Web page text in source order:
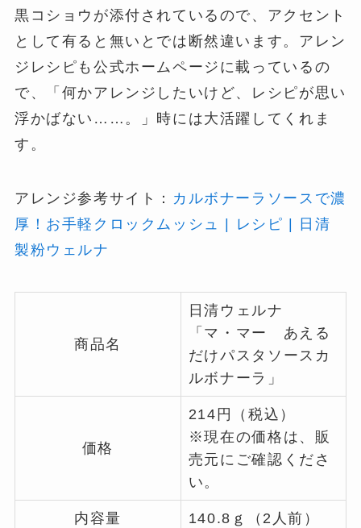
黒コショウが添付されているので、アクセント
として有ると無いとでは断然違います。アレン
ジレシピも公式ホームページに載っているの
で、「何かアレンジしたいけど、レシピが思い
浮かばない……。」時には大活躍してくれま
す。
アレンジ参考サイト： カルボナーラソースで濃
厚！お手軽クロックムッシュ | レシピ | 日清
製粉ウェルナ
商品名
日清ウェルナ
「マ・マー あえる
だけパスタソースカ
ルボナーラ」
価格
214円（税込）
※現在の価格は、販
売元にご確認くださ
い。
内容量 140.8ｇ（2人前）